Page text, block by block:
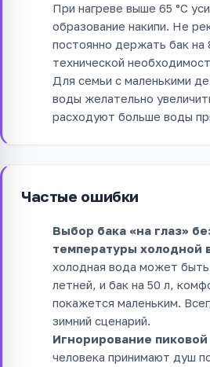
При нагреве выше 65 °C
образование накипи. Не
постоянно держать бак на
технической
Для семьи с маленькими
воды желательно
расходуют больше воды
Частые ошибки
Выбор бака «на глаз»
температуры холодной
холодная вода может
летней, и бак на 50 л,
покажется маленьким.
зимний сценарий.
Игнорирование пиковой
человека принимают душ